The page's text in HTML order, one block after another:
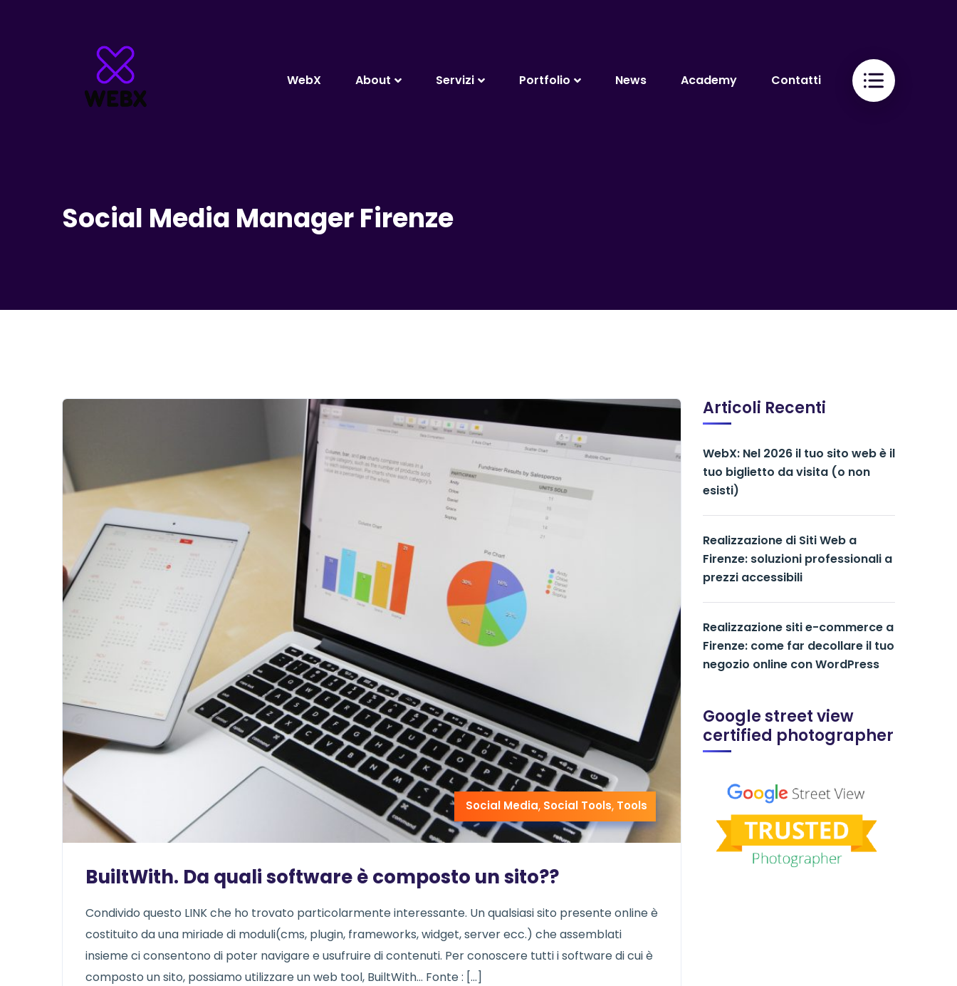
WebX About Servizi Portfolio News Academy Contatti
Social Media Manager Firenze
Social Media, Social Tools, Tools
BuiltWith. Da quali software è composto un sito??
Condivido questo LINK che ho trovato particolarmente interessante. Un qualsiasi sito presente online è
costituito da una miriade di moduli(cms, plugin, frameworks, widget, server ecc.) che assemblati
insieme ci consentono di poter navigare e usufruire di contenuti. Per conoscere tutti i software di cui è
composto un sito, possiamo utilizzare un web tool, BuiltWith… Fonte : […]
Articoli Recenti
WebX: Nel 2026 il tuo sito web è il
tuo biglietto da visita (o non
esisti)
Realizzazione di Siti Web a
Firenze: soluzioni professionali a
prezzi accessibili
Realizzazione siti e-commerce a
Firenze: come far decollare il tuo
negozio online con WordPress
Google street view
certified photographer